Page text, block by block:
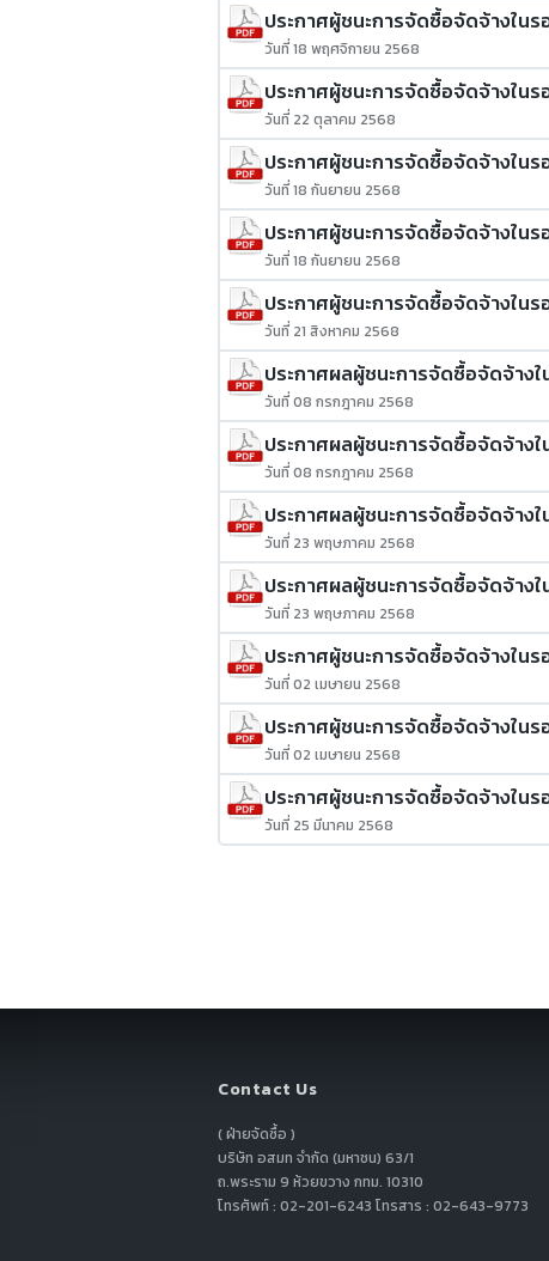
ประกาศผู้ชนะการจัดซื้อจัดจ้างใน
วันที่ 18 พฤศจิกายน 2568
ประกาศผู้ชนะการจัดซื้อจัดจ้างใน
วันที่ 22 ตุลาคม 2568
ประกาศผู้ชนะการจัดซื้อจัดจ้างใน
วันที่ 18 กันยายน 2568
ประกาศผู้ชนะการจัดซื้อจัดจ้างใน
วันที่ 18 กันยายน 2568
ประกาศผู้ชนะการจัดซื้อจัดจ้างใน
วันที่ 21 สิงหาคม 2568
ประกาศผลผู้ชนะการจัดซื้อจัดจ้าง
วันที่ 08 กรกฎาคม 2568
ประกาศผลผู้ชนะการจัดซื้อจัดจ้าง
วันที่ 08 กรกฎาคม 2568
ประกาศผลผู้ชนะการจัดซื้อจัดจ้าง
วันที่ 23 พฤษภาคม 2568
ประกาศผลผู้ชนะการจัดซื้อจัดจ้าง
วันที่ 23 พฤษภาคม 2568
ประกาศผู้ชนะการจัดซื้อจัดจ้างใน
วันที่ 02 เมษายน 2568
ประกาศผู้ชนะการจัดซื้อจัดจ้างใน
วันที่ 02 เมษายน 2568
ประกาศผู้ชนะการจัดซื้อจัดจ้างใน
วันที่ 25 มีนาคม 2568
Contact Us
( ฝ่ายจัดซื้อ )
บริษัท อสมท จำกัด (มหาชน) 63/1
ถ.พระราม 9 ห้วยขวาง กทม. 10310
โทรศัพท์ : 02-201-6243 โทรสาร : 02-643-9773